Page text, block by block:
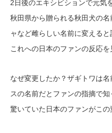
2日後のエキシビションで元気
秋田県から贈られる秋田犬の
ャなど雌らしい名前に変えると
これへの日本のファンの反応を
なぜ変更したか？ザギトワは
スの名前だとファンの指摘で
驚いていた日本のファンがこの